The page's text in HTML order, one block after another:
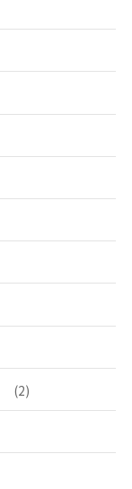
(2)